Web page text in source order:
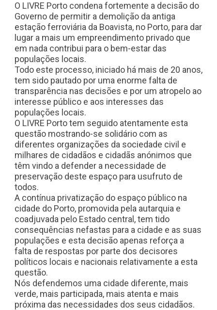
O LIVRE Porto condena fortemente a decisão do
Governo de permitir a demolição da antiga
estação ferroviária da Boavista, no Porto, para dar
lugar a mais um empreendimento privado que
em nada contribui para o bem-estar das
populações locais.
Todo este processo, iniciado há mais de 20 anos,
tem sido pautado por uma enorme falta de
transparência nas decisões e por um atropelo ao
interesse público e aos interesses das
populações locais.
O LIVRE Porto tem seguido atentamente esta
questão mostrando-se solidário com as
diferentes organizações da sociedade civil e
milhares de cidadãos e cidadãs anónimos que
têm vindo a defender a necessidade de
preservação deste espaço para usufruto de
todos.
A contínua privatização do espaço público na
cidade do Porto, promovida pela autarquia e
coadjuvada pelo Estado central, tem tido
consequências nefastas para a cidade e as suas
populações e esta decisão apenas reforça a
falta de respostas por parte dos decisores
políticos locais e nacionais relativamente a esta
questão.
Nós defendemos uma cidade diferente, mais
verde, mais participada, mais atenta e mais
próxima das necessidades dos seus cidadãos.